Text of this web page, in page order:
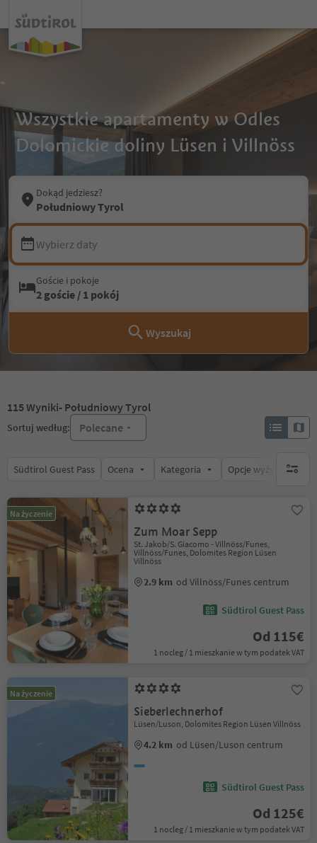
Wszystkie apartamenty w Odles
Dolomickie doliny Lüsen i Villnöss
Dokąd jedziesz?
Południowy Tyrol
Wybierz daty
Goście i pokoje
2 goście / 1 pokój
Wyszukaj
115Wyniki- Południowy Tyrol
Sortuj według: Polecane
Südtirol Guest Pass Ocena Kategoria Opcje wyżywieniabrak
Na życzenie
Zum Moar Sepp
St. Jakob/S. Giacomo - Villnöss/Funes,
Villnöss/Funes, Dolomites Region Lüsen
Villnöss
2.9 km od Villnöss/Funes centrum
Südtirol Guest Pass
Od 115€
1 nocleg / 1 mieszkanie w tym podatek VAT
Na życzenie
Sieberlechnerhof
Lüsen/Luson, Dolomites Region Lüsen Villnöss
4.2 km od Lüsen/Luson centrum
Südtirol Guest Pass
Od 125€
1 nocleg / 1 mieszkanie w tym podatek VAT